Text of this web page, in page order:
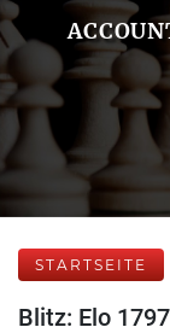
STARTSEITE
Blitz: Elo 1797